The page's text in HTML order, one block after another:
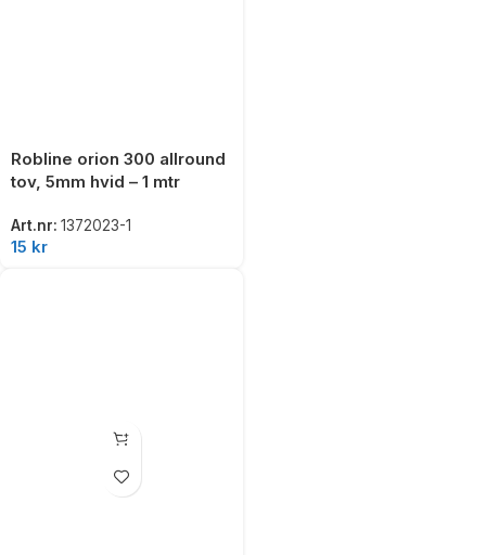
Robline orion 300 allround
tov, 5mm hvid – 1 mtr
Art.nr: 1372023-1
15 kr